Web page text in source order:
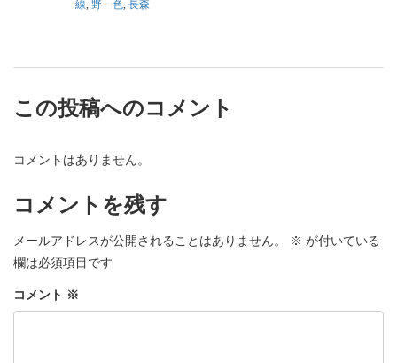
線, 野一色, 長森
この投稿へのコメント
コメントはありません。
コメントを残す
メールアドレスが公開されることはありません。 ※ が付いている
欄は必須項目です
コメント ※